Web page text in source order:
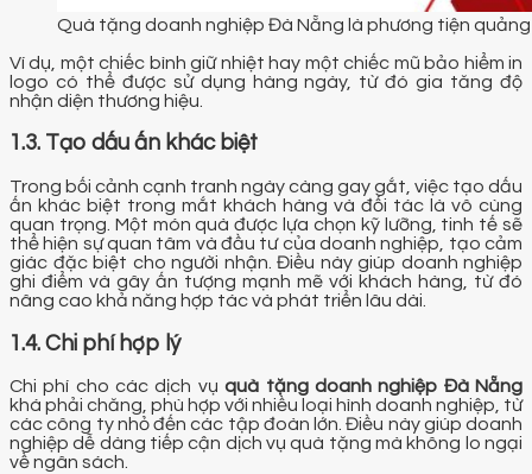
Quà tặng doanh nghiệp Đà Nẵng là phương tiện
Ví dụ, một chiếc bình giữ nhiệt hay một chiếc mũ bảo hiểm in
logo có thể được sử dụng hàng ngày, từ đó gia tăng độ
nhận diện thương hiệu.
1.3. Tạo dấu ấn khác biệt
Trong bối cảnh cạnh tranh ngày càng gay gắt, việc tạo dấu
ấn khác biệt trong mắt khách hàng và đối tác là vô cùng
quan trọng. Một món quà được lựa chọn kỹ lưỡng, tinh tế sẽ
thể hiện sự quan tâm và đầu tư của doanh nghiệp, tạo cảm
giác đặc biệt cho người nhận. Điều này giúp doanh nghiệp
ghi điểm và gây ấn tượng mạnh mẽ với khách hàng, từ đó
nâng cao khả năng hợp tác và phát triển lâu dài.
1.4. Chi phí hợp lý
Chi phí cho các dịch vụquà tặng doanh nghiệp Đà Nẵng
khá phải chăng, phù hợp với nhiều loại hình doanh nghiệp, từ
các công ty nhỏ đến các tập đoàn lớn. Điều này giúp doanh
nghiệp dễ dàng tiếp cận dịch vụ quà tặng mà không lo ngại
về ngân sách.